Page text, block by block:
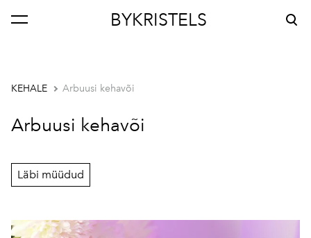
BYKRISTELS
lisati ostukorvi. Vaata ostukorvi
KEHALE Arbuusi kehavõi
Arbuusi kehavõi
Läbi müüdud